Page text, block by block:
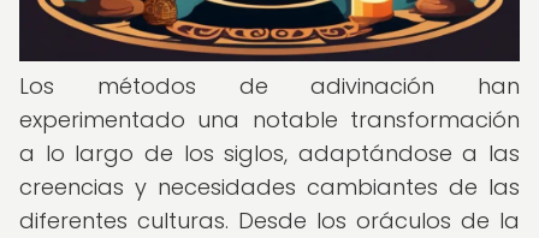
Los métodos de adivinación han
experimentado una notable transformación
a lo largo de los siglos, adaptándose a las
creencias y necesidades cambiantes de las
diferentes culturas. Desde los oráculos de la